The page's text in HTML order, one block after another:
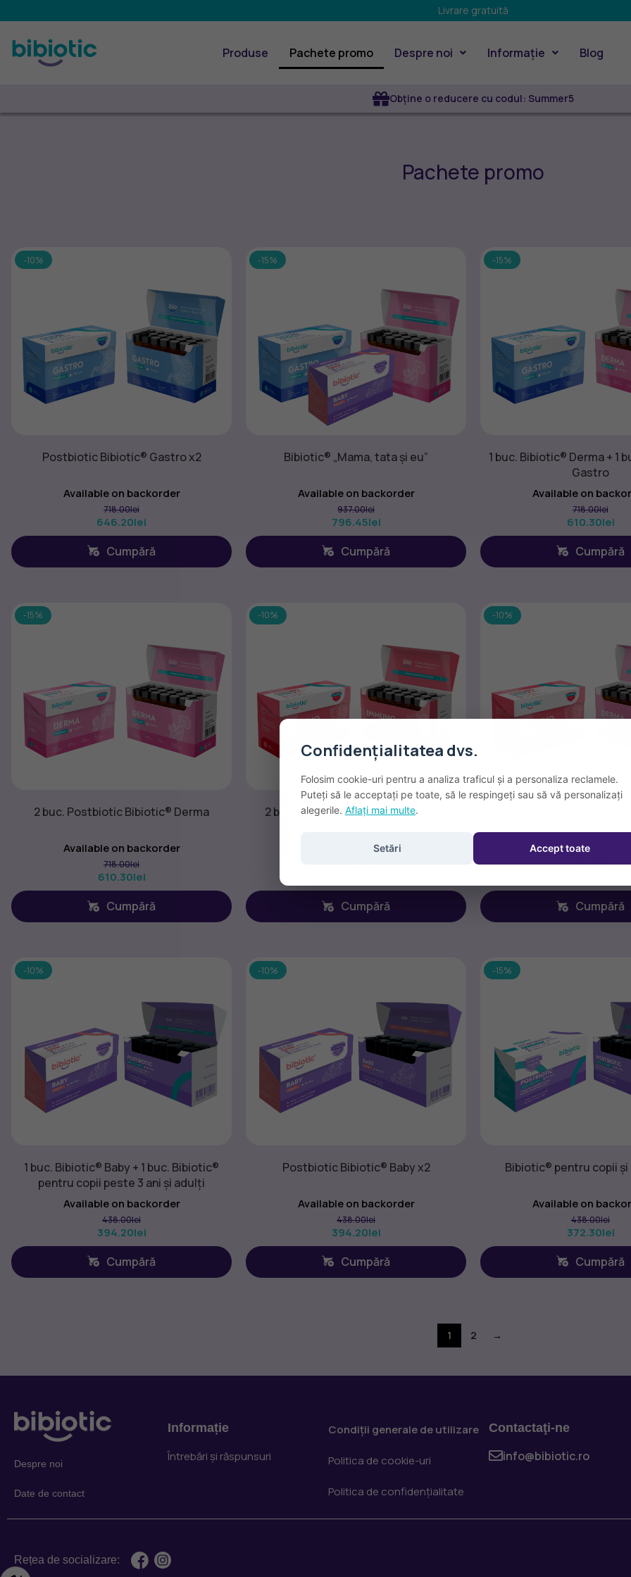
Livrare gratuită
Produse Pachete promo Despre noi Informație Blog
Obține o reducere cu codul: Summer5
Pachete promo
-10%
Postbiotic Bibiotic® Gastro x2
Available on backorder
718.00lei
646.20lei
Cumpără
-15%
Bibiotic® „Mama, tata și eu”
Available on backorder
937.00lei
796.45lei
Cumpără
-15%
1 buc. Bibiotic® Derma + 1
Gastro
Available on
718.00lei
610.30lei
Cumpără
-15%
2 buc. Postbiotic Bibiotic® Derma
Available on backorder
718.00lei
610.30lei
Cumpără
-10%
2 buc. Postbiotic Bibiotic® Immuno
Available on backorder
Cumpără
-10%
Bibiotic® Derma +
Available on
718.00lei
Cumpără
-10%
1 buc. Bibiotic® Baby + 1 buc. Bibiotic®
pentru copii peste 3 ani și adulți
Available on backorder
438.00lei
394.20lei
Cumpără
-10%
Postbiotic Bibiotic® Baby x2
Available on backorder
438.00lei
394.20lei
Cumpără
-15%
Bibiotic® pentru copii
Available on
438.00lei
372.30lei
Cumpără
1 2 →
Despre noi
Date de contact
Informație
Întrebări și răspunsuri
Condiții generale de utilizare
Politica de cookie-uri
Politica de confidențialitate
Contactaţi-ne
info@bibiotic.ro
Rețea de socializare:
Confidențialitatea dvs.
Folosim cookie-uri pentru a analiza traficul și a personaliza reclamele.
Puteți să le acceptați pe toate, să le respingeți sau să vă personalizați
alegerile. Aflați mai multe.
Setări Accept toate